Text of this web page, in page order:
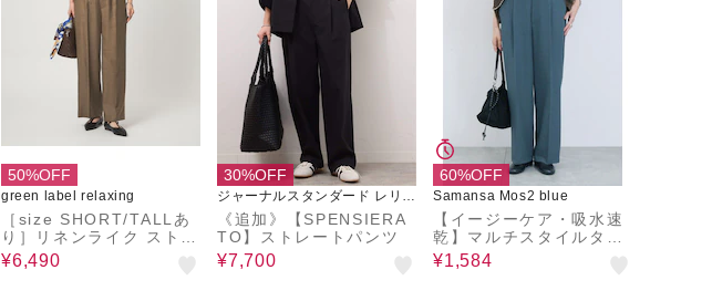
50%OFF
green label relaxing
［size SHORT/TALLあ
り］リネンライク ストレ
ート パンツ
¥6,490
30%OFF
ジャーナルスタンダード レリュ
ーム
《追加》【SPENSIERA
TO】ストレートパンツ
¥7,700
60%OFF
Samansa Mos2 blue
【イージーケア・吸水速
乾】マルチスタイルタッ
クストレートパンツ
¥1,584